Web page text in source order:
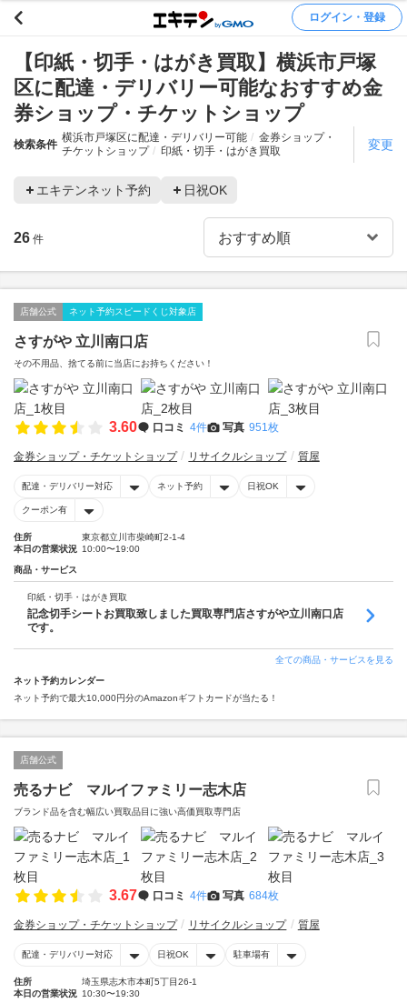
ログイン・登録
【印紙・切手・はがき買取】横浜市戸塚
区に配達・デリバリー可能なおすすめ金
券ショップ・チケットショップ
検索条件
横浜市戸塚区に配達・デリバリー可能
金券ショップ・
チケットショップ
印紙・切手・はがき買取 変更
エキテンネット予約 日祝OK
26 件
店舗公式 ネット予約スピードくじ対象店
さすがや 立川南口店
その不用品、捨てる前に当店にお持ちください！
3.60 口コミ 4件 写真 951枚
金券ショップ・チケットショップ リサイクルショップ 質屋
配達・デリバリー対応 ネット予約 日祝OK
クーポン有
住所
東京都立川市柴崎町2-1-4
本日の営業状況 10:00〜19:00
商品・サービス
印紙・切手・はがき買取
記念切手シートお買取致しました買取専門店さすがや立川南口店
です。
全ての商品・サービスを見る
ネット予約カレンダー
ネット予約で最大10,000円分のAmazonギフトカードが当たる！
店舗公式
売るナビ マルイファミリー志木店
ブランド品を含む幅広い買取品目に強い高価買取専門店
3.67 口コミ 4件 写真 684枚
金券ショップ・チケットショップ リサイクルショップ 質屋
配達・デリバリー対応 日祝OK 駐車場有
住所
埼玉県志木市本町5丁目26-1
本日の営業状況 10:30〜19:30